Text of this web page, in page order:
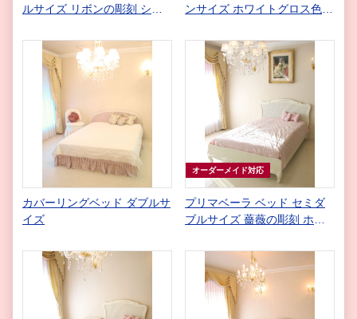
ルサイズ リボンの彫刻 ショ
張り地
ンサイズ ホワイトグロス色
ン締め仕上げ
カバーリングベッド ダブルサ
イズ
オーダーメイド対応
プリマベーラ ベッド セミダ
ブルサイズ 薔薇の彫刻 ホワ